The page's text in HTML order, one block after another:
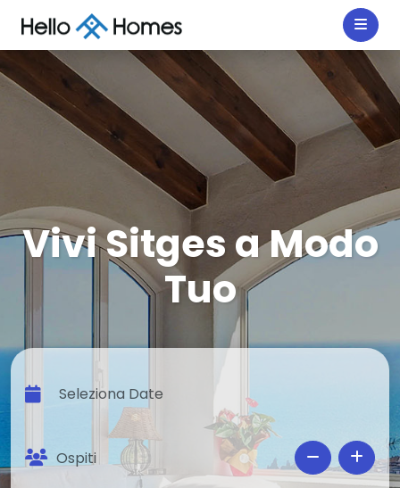
Vivi Sitges a Modo
Tuo
Seleziona Date